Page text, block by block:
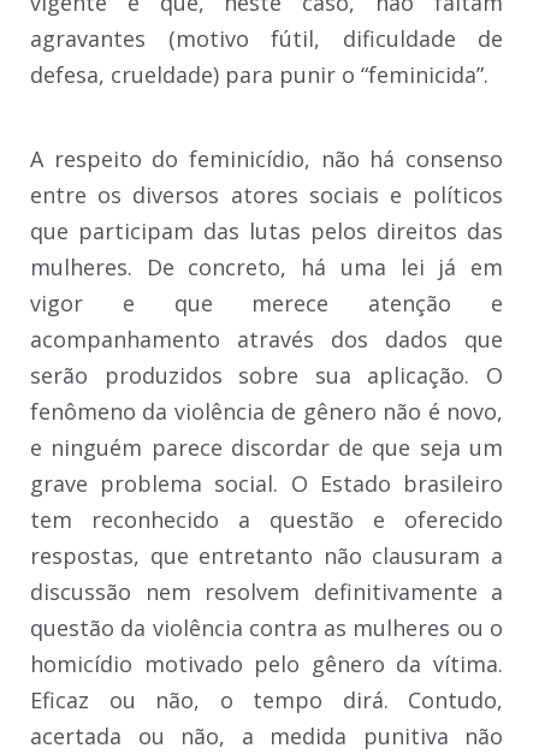
agravantes (motivo fútil, dificuldade de
defesa, crueldade) para punir o “feminicida”.
A respeito do feminicídio, não há consenso
entre os diversos atores sociais e políticos
que participam das lutas pelos direitos das
mulheres. De concreto, há uma lei já em
vigor e que merece atenção e
acompanhamento através dos dados que
serão produzidos sobre sua aplicação. O
fenômeno da violência de gênero não é novo,
e ninguém parece discordar de que seja um
grave problema social. O Estado brasileiro
tem reconhecido a questão e oferecido
respostas, que entretanto não clausuram a
discussão nem resolvem definitivamente a
questão da violência contra as mulheres ou o
homicídio motivado pelo gênero da vítima.
Eficaz ou não, o tempo dirá. Contudo,
acertada ou não, a medida punitiva não